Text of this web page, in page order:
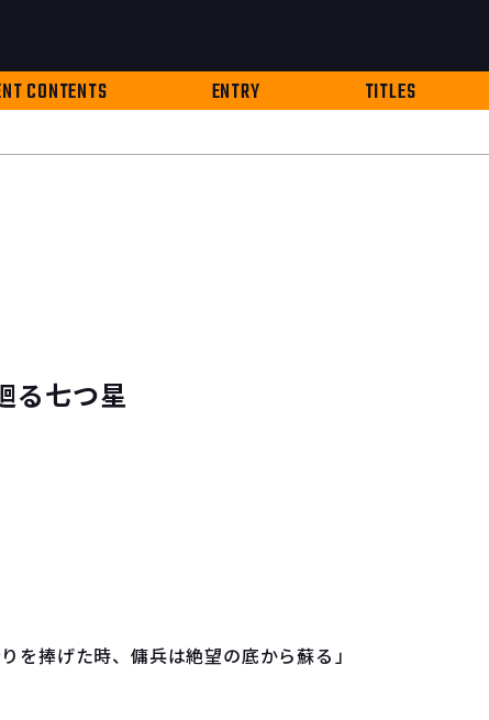
CONTENTS ENTRY TITLES
る七つ星
捧げた時、傭兵は絶望の底から蘇る――」